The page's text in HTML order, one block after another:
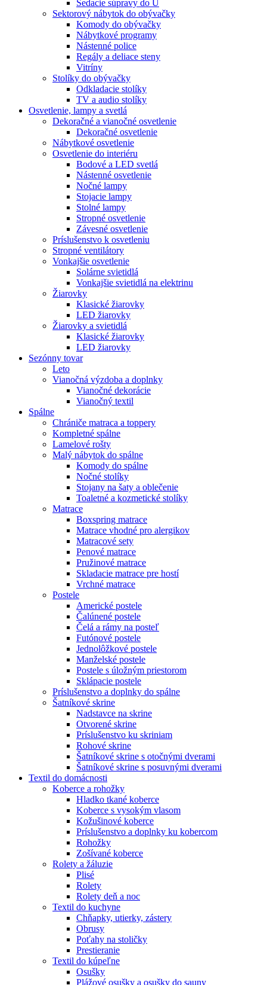
Sedacie súpravy do U
Sektorový nábytok do obývačky
Komody do obývačky
Nábytkové programy
Nástenné police
Regály a deliace steny
Vitríny
Stolíky do obývačky
Odkladacie stolíky
TV a audio stolíky
Osvetlenie, lampy a svetlá
Dekoračné a vianočné osvetlenie
Dekoračné osvetlenie
Nábytkové osvetlenie
Osvetlenie do interiéru
Bodové a LED svetlá
Nástenné osvetlenie
Nočné lampy
Stojacie lampy
Stolné lampy
Stropné osvetlenie
Závesné osvetlenie
Príslušenstvo k osvetleniu
Stropné ventilátory
Vonkajšie osvetlenie
Solárne svietidlá
Vonkajšie svietidlá na elektrinu
Žiarovky
Klasické žiarovky
LED žiarovky
Žiarovky a svietidlá
Klasické žiarovky
LED žiarovky
Sezónny tovar
Leto
Vianočná výzdoba a doplnky
Vianočné dekorácie
Vianočný textil
Spálne
Chrániče matraca a toppery
Kompletné spálne
Lamelové rošty
Malý nábytok do spálne
Komody do spálne
Nočné stolíky
Stojany na šaty a oblečenie
Toaletné a kozmetické stolíky
Matrace
Boxspring matrace
Matrace vhodné pro alergikov
Matracové sety
Penové matrace
Pružinové matrace
Skladacie matrace pre hostí
Vrchné matrace
Postele
Americké postele
Čalúnené postele
Čelá a rámy na posteľ
Futónové postele
Jednolôžkové postele
Manželské postele
Postele s úložným priestorom
Sklápacie postele
Príslušenstvo a doplnky do spálne
Šatníkové skrine
Nadstavce na skrine
Otvorené skrine
Príslušenstvo ku skriniam
Rohové skrine
Šatníkové skrine s otočnými dverami
Šatníkové skrine s posuvnými dverami
Textil do domácnosti
Koberce a rohožky
Hladko tkané koberce
Koberce s vysokým vlasom
Kožušinové koberce
Príslušenstvo a doplnky ku kobercom
Rohožky
Zošívané koberce
Rolety a žáluzie
Plisé
Rolety
Rolety deň a noc
Textil do kuchyne
Chňapky, utierky, zástery
Obrusy
Poťahy na stoličky
Prestieranie
Textil do kúpeľne
Osušky
Plážové osušky a osušky do sauny